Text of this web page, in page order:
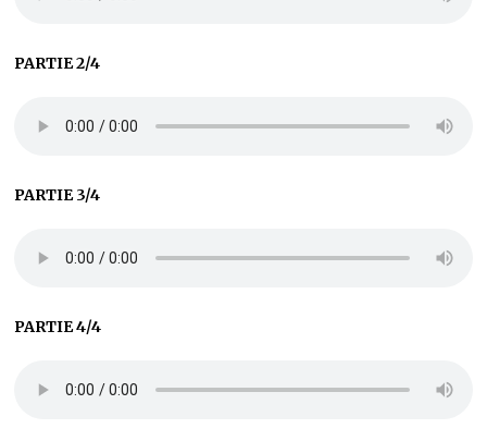
PARTIE 2/4
PARTIE 3/4
PARTIE 4/4